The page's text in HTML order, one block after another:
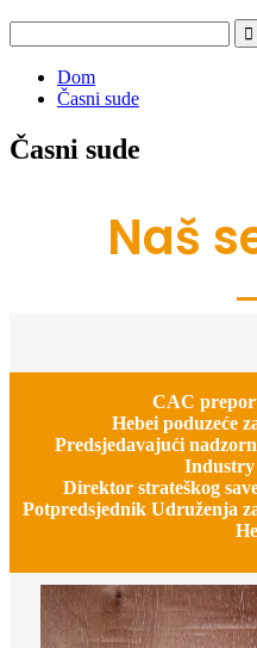
Dom
Časni sude
Časni sude
Naš
CAC
Hebei poduzeće
Predsjedavajući
Industry
Direktor strateškog
Potpredsjednik Udruženja